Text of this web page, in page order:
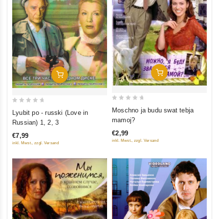
In Den Warenkorb
out
5
Lyubit po - russki (Love in
Russian) 1, 2, 3
€7,99
inkl. Mwst., zzgl. Versand
In Den Warenkorb
5
Moschno ja budu swat tebja
mamoj?
€2,99
inkl. Mwst., zzgl. Versand